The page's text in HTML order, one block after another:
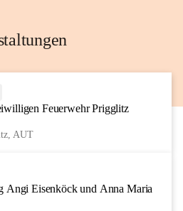
Feuerwehr Prigglitz
AUT
AUG
Angi Eisenköck und Anna Maria